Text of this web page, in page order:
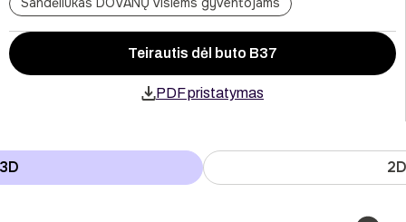
Teirautis dėl buto B37
PDF pristatymas
3D 2D